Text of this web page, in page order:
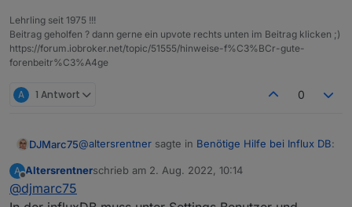
Lehrling seit 1975 !!!
Beitrag geholfen ? dann gerne ein upvote rechts unten im Beitrag klicken ;)
https://forum.iobroker.net/topic/51555/hinweise-f%C3%BCr-gute-
forenbeitr%C3%A4ge
A 1 Antwort 0
DJMarc75@altersrentner sagte in Benötige Hilfe bei Influx DB:
mir
A
Offline
Altersrentnerschrieb am 2. Aug. 2022, 10:14
zuletzt editiert von
@djmarc75